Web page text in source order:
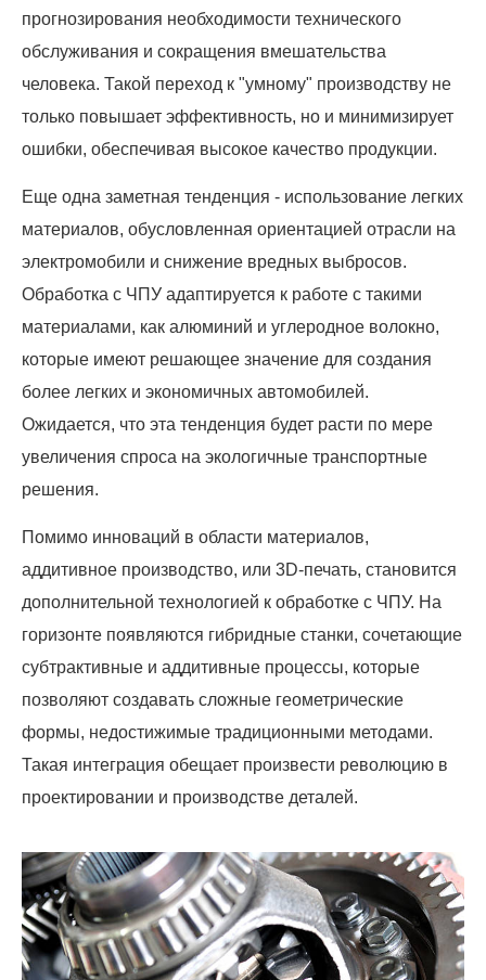
прогнозирования необходимости технического
обслуживания и сокращения вмешательства
человека. Такой переход к "умному" производству не
только повышает эффективность, но и минимизирует
ошибки, обеспечивая высокое качество продукции.
Еще одна заметная тенденция - использование легких
материалов, обусловленная ориентацией отрасли на
электромобили и снижение вредных выбросов.
Обработка с ЧПУ адаптируется к работе с такими
материалами, как алюминий и углеродное волокно,
которые имеют решающее значение для создания
более легких и экономичных автомобилей.
Ожидается, что эта тенденция будет расти по мере
увеличения спроса на экологичные транспортные
решения.
Помимо инноваций в области материалов,
аддитивное производство, или 3D-печать, становится
дополнительной технологией к обработке с ЧПУ. На
горизонте появляются гибридные станки, сочетающие
субтрактивные и аддитивные процессы, которые
позволяют создавать сложные геометрические
формы, недостижимые традиционными методами.
Такая интеграция обещает произвести революцию в
проектировании и производстве деталей.